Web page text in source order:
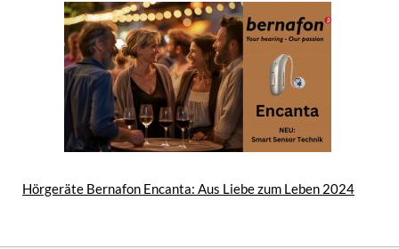
Hörgeräte Bernafon Encanta: Aus Liebe zum Leben 2024